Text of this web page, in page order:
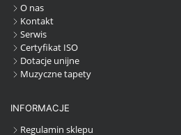
O nas
Kontakt
Serwis
Certyfikat ISO
Dotacje unijne
Muzyczne tapety
INFORMACJE
Regulamin sklepu